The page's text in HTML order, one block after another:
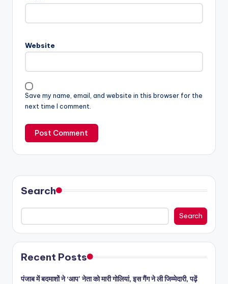
Website
Save my name, email, and website in this browser for the
next time I comment.
Search
Search
Recent Posts
पंजाब में बदमाशों ने ‘आप’ नेता को मारी गोलियां, इस गैंग ने ली जिम्मेदारी, पढ़ें